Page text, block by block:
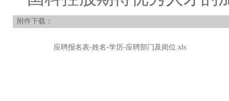
附件下载：
应聘报名表-姓名-学历-应聘部门及岗位.xls